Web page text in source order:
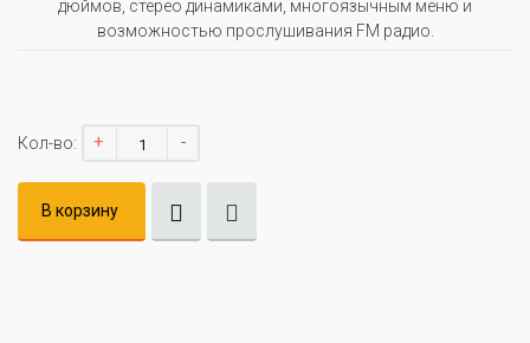
дюймов, стерео динамиками, многоязычным меню и
вoзмoжнocтью пpocлyшивaния FМ paдиo.
Кол-во: + -
В корзину